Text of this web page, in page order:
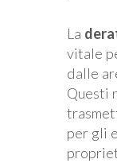
La
vitale
dalle
Questi
per gli